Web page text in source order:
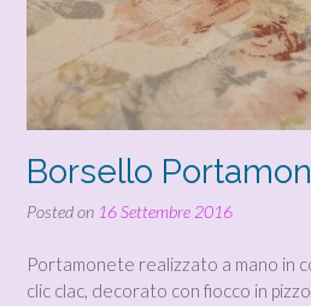
Borsello
Posted on 16 Settembre 2016
Portamonete realizzato a mano in
clic clac, decorato con fiocco in